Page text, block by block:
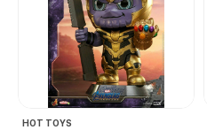
HOT TOYS